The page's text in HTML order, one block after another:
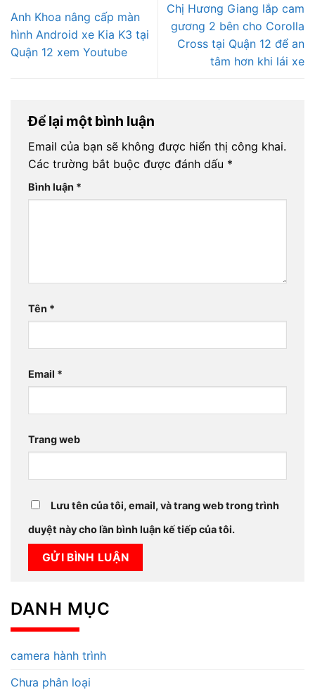
Anh Khoa nâng cấp màn
hình Android xe Kia K3 tại
Quận 12 xem Youtube
Chị Hương Giang lắp cam
gương 2 bên cho Corolla
Cross tại Quận 12 để an
tâm hơn khi lái xe
Để lại một bình luận
Email của bạn sẽ không được hiển thị công khai.
Các trường bắt buộc được đánh dấu *
Bình luận *
Tên *
Email *
Trang web
Lưu tên của tôi, email, và trang web trong trình
duyệt này cho lần bình luận kế tiếp của tôi.
DANH MỤC
camera hành trình
Chưa phân loại